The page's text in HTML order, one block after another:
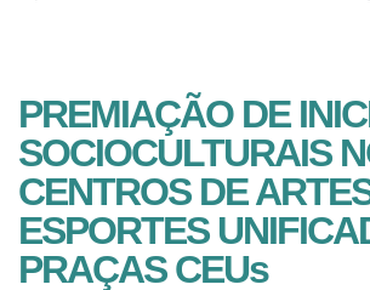
PREMIAÇÃO DE
SOCIOCULTURAIS
CENTROS DE
ESPORTES
PRAÇAS CEUs